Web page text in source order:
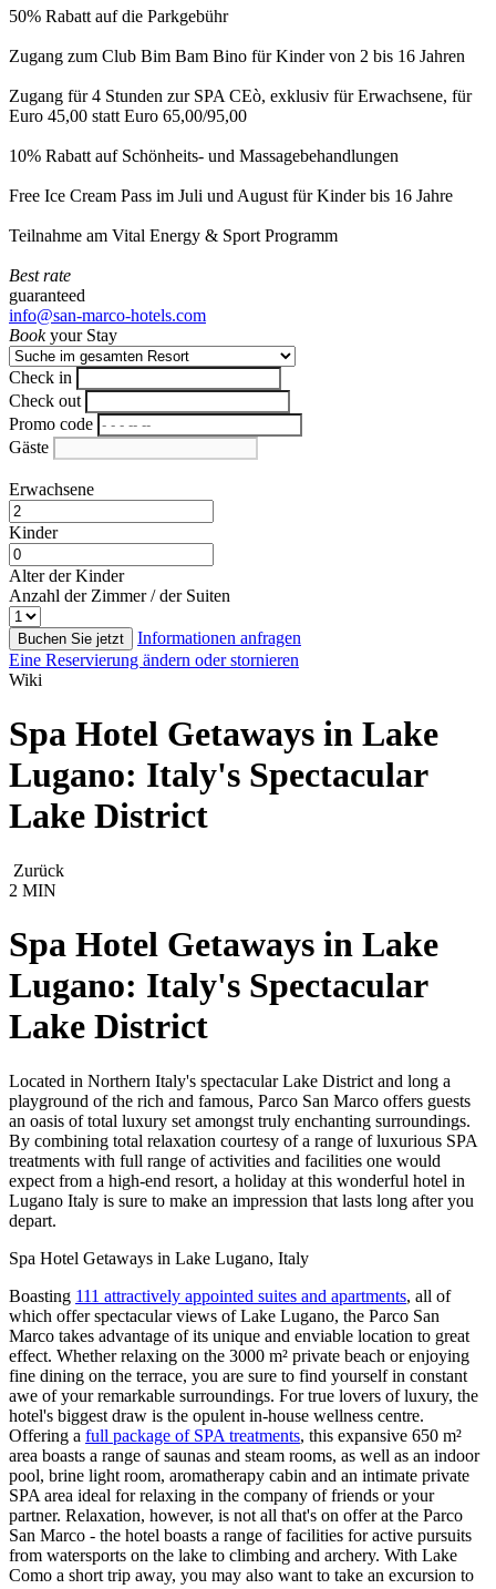
50% Rabatt auf die Parkgebühr
Zugang zum Club Bim Bam Bino für Kinder von 2 bis 16 Jahren
Zugang für 4 Stunden zur SPA CEò, exklusiv für Erwachsene, für
Euro 45,00 statt Euro 65,00/95,00
10% Rabatt auf Schönheits- und Massagebehandlungen
Free Ice Cream Pass im Juli und August für Kinder bis 16 Jahre
Teilnahme am Vital Energy & Sport Programm
Best rate
guaranteed
info@san-marco-hotels.com
Bookyour Stay
Check in
Check out
Promo code
Gäste
Erwachsene
Kinder
Alter der Kinder
Anzahl der Zimmer / der Suiten
Buchen Sie jetzt
Informationen anfragen
Eine Reservierung ändern oder stornieren
Wiki
Spa Hotel Getaways in Lake
Lugano: Italy's Spectacular
Lake District
Zurück
2 MIN
Spa Hotel Getaways in Lake
Lugano: Italy's Spectacular
Lake District
Located in Northern Italy's spectacular Lake District and long a
playground of the rich and famous, Parco San Marco offers guests
an oasis of total luxury set amongst truly enchanting surroundings.
By combining total relaxation courtesy of a range of luxurious SPA
treatments with full range of activities and facilities one would
expect from a high-end resort, a holiday at this wonderful hotel in
Lugano Italy is sure to make an impression that lasts long after you
depart.
Spa Hotel Getaways in Lake Lugano, Italy
Boasting 111 attractively appointed suites and apartments, all of
which offer spectacular views of Lake Lugano, the Parco San
Marco takes advantage of its unique and enviable location to great
effect. Whether relaxing on the 3000 m² private beach or enjoying
fine dining on the terrace, you are sure to find yourself in constant
awe of your remarkable surroundings. For true lovers of luxury, the
hotel's biggest draw is the opulent in-house wellness centre.
Offering a full package of SPA treatments, this expansive 650 m²
area boasts a range of saunas and steam rooms, as well as an indoor
pool, brine light room, aromatherapy cabin and an intimate private
SPA area ideal for relaxing in the company of friends or your
partner. Relaxation, however, is not all that's on offer at the Parco
San Marco - the hotel boasts a range of facilities for active pursuits
from watersports on the lake to climbing and archery. With Lake
Como a short trip away, you may also want to take an excursion to